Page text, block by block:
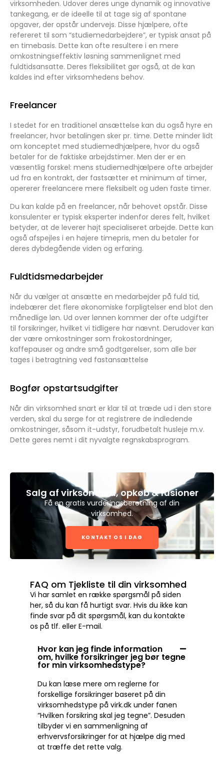
virksomheden. Udover deres unge dynamik og innovative
tankegang, er de ideelle til at tage sig af spontane
opgaver, der opstår undervejs. Disse hjælpere, ofte
refereret til som “studiemedarbejdere”, er typisk ansat på
en timebasis. Dette kan ofte resultere i en mere
omkostningseffektiv løsning sammenlignet med
fuldtidsansatte. Deres fleksibilitet gør også, at de kan
kaldes ind efter virksomhedens behov.
Freelancer
I stedet for en traditionel ansættelse kan du også hyre en
freelancer, hvor betalingen sker pr. time. Dette minder lidt
om konceptet med studiemedhjælpere, hvor du også
betaler for de faktiske arbejdstimer. Men der er en
væsentlig forskel: mens studiemedhjælpere ofte arbejder
ud fra en kontrakt, der fastsætter et minimum af timer,
opererer freelancere mere fleksibelt og uden faste timer.
Du kan kalde på en freelancer, når behovet opstår. Disse
konsulenter er typisk eksperter indenfor deres felt, hvilket
betyder, at de leverer højt specialiseret arbejde. Dette kan
også afspejles i en højere timepris, men du betaler for
deres dybdegående viden og erfaring.
Fuldtidsmedarbejder
Når du vælger at ansætte en medarbejder på fuld tid,
indebærer det flere økonomiske forpligtelser end blot den
månedlige løn. Ud over lønnen kommer der ofte udgifter
til forsikringer, hvilket vi tidligere har nævnt. Derudover kan
der være omkostninger som frokostordninger,
kaffepauser og andre små godtgørelser, som alle bør
tages i betragtning ved fastansættelse
Bogfør opstartsudgifter
Når din virksomhed snart er klar til at træde ud i den store
verden, skal du sørge for at registrere de indledende
omkostninger, såsom it-udstyr, forudbetalt husleje m.v.
Dette gøres nemt i dit nyvalgte regnskabsprogram.
Salg af virksomhed, opkøb & fusioner
Få en gratis vurderingsberetning af din
virksomhed.
KONTAKT OS I DAG
FAQ om Tjekliste til din virksomhed
Vi har samlet en række spørgsmål på siden
her, så du kan få hurtigt svar. Hvis du ikke kan
finde svar på dit spørgsmål, kan du kontakte
os på tlf. eller E-mail.
Hvor kan jeg finde information
om, hvilke forsikringer jeg bør tegne
for min virksomhedstype?
Du kan læse mere om reglerne for
forskellige forsikringer baseret på din
virksomhedstype på virk.dk under fanen
“Hvilken forsikring skal jeg tegne”. Desuden
tilbyder vi en sammenligning af
erhvervsforsikringer for at hjælpe dig med
at træffe det rette valg.